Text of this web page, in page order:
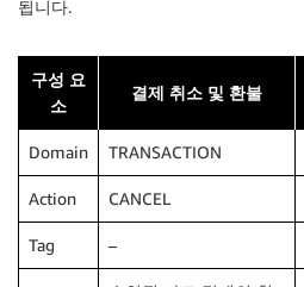
됩니다.
구성 요
소
결제 취소 및 환불
Domain TRANSACTION
Action CANCEL
Tag –